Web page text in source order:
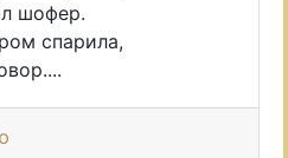
шофер.
спарила,